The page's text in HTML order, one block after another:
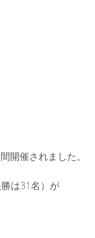
開催されました。
は31名）が